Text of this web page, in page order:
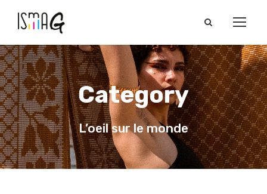
Category
L’oeil sur le monde